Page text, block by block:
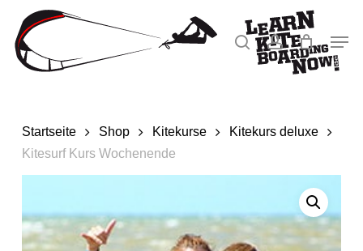
Hauptinhalt
springen
SucheKonto
Startseite Shop Kitekurse
Kitekurs deluxe
Kitesurf Kurs Wochenende
Menü